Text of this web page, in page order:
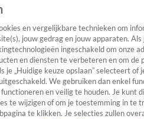
en vergelijkbare technieken om
jouw gedrag en jouw apparaten. Als
ingeschakeld om onze
en diensten te verbeteren en om de
„Huidige keuze opslaan” selecteert of
We gebruiken dan enkel
en veilig te houden. Je kunt
te wijzigen of om je toestemming in te
te klikken. Je selecties zullen